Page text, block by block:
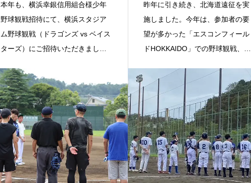
本年も、横浜幸銀信用組合様少年
野球観戦招待にて、横浜スタジア
ム野球観戦（ドラゴンズ vs ベイス
ターズ）にご招待いただきまし
昨年に引き続き、北海道遠征を実
施しました。今年は、参加者の要
望が多かった「エスコンフィール
ドHOKKAIDO」での野球観戦、帯